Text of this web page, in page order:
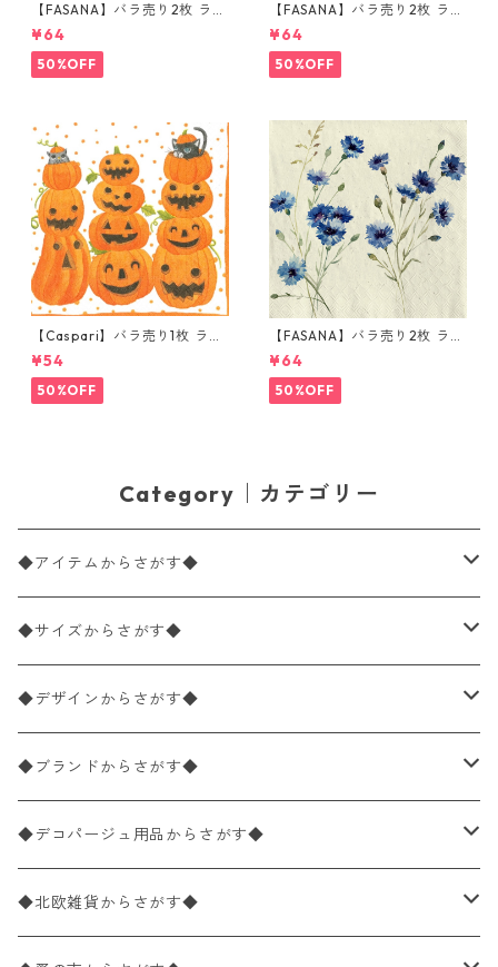
【FASANA】バラ売り2枚 ラン
チサイズ ペーパーナプキン Gl
itter love ホワイト
¥64
50%OFF
【FASANA】バラ売り2枚 ラン
チサイズ ペーパーナプキン Th
ree Friends グレー
¥64
50%OFF
【Caspari】バラ売り1枚 ラン
チサイズ ペーパーナプキン JA
CK O'LANTERNS ホワイト
¥54
50%OFF
【FASANA】バラ売り2枚 ラン
チサイズ ペーパーナプキン Co
rnflower ナチュラル
¥64
50%OFF
Category｜カテゴリー
◆アイテムからさがす◆
ペーパーナプキン2枚バラ売り
ペーパーナプキン1枚バラ売り
ペーパーナプキン20枚入りパック
ペーパーナプキン10枚入りパック
ライスペーパー
◆サイズからさがす◆
33×33cm（ランチサイズ）
バラ売り
パック売り
25×25cm（カクテルサイズ）
バラ売り
パック売り
40×40cm（ディナーサイズ）
バラ売り
パック売り
21×21cm（ポケットサイズ）
◆デザインからさがす◆
花柄
植物・グリーン柄
動物・鳥・昆虫・蝶柄
◆ブランドからさがす◆
ドイツ製 IHR/イア
ランチサイズ
カクテルサイズ
ドイツ製 Ambiente/アンビエンテ
◆デコパージュ用品からさがす◆
デコパージュ液
◆北欧雑貨からさがす◆